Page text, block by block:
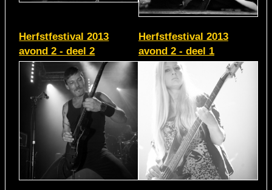
Herfstfestival 2013
avond 2 - deel 2
Herfstfestival 2013
avond 2 - deel 1